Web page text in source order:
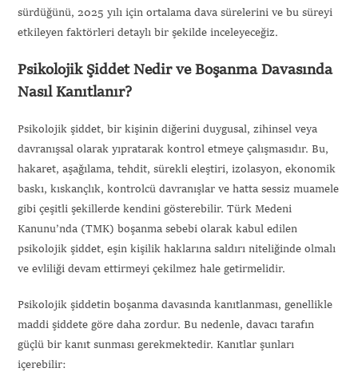
sürdüğünü, 2025 yılı için ortalama dava sürelerini ve bu süreyi
etkileyen faktörleri detaylı bir şekilde inceleyeceğiz.
Psikolojik Şiddet Nedir ve Boşanma Davasında
Nasıl Kanıtlanır?
Psikolojik şiddet, bir kişinin diğerini duygusal, zihinsel veya
davranışsal olarak yıpratarak kontrol etmeye çalışmasıdır. Bu,
hakaret, aşağılama, tehdit, sürekli eleştiri, izolasyon, ekonomik
baskı, kıskançlık, kontrolcü davranışlar ve hatta sessiz muamele
gibi çeşitli şekillerde kendini gösterebilir. Türk Medeni
Kanunu’nda (TMK) boşanma sebebi olarak kabul edilen
psikolojik şiddet, eşin kişilik haklarına saldırı niteliğinde olmalı
ve evliliği devam ettirmeyi çekilmez hale getirmelidir.
Psikolojik şiddetin boşanma davasında kanıtlanması, genellikle
maddi şiddete göre daha zordur. Bu nedenle, davacı tarafın
güçlü bir kanıt sunması gerekmektedir. Kanıtlar şunları
içerebilir: